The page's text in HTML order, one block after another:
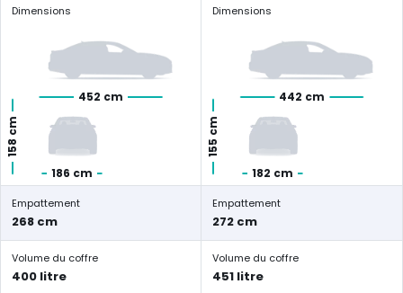
Dimensions
452 cm
186 cm
158 cm
Dimensions
442 cm
182 cm
155 cm
Empattement
268 cm
Empattement
272 cm
Volume du coffre
400 litre
Volume du coffre
451 litre